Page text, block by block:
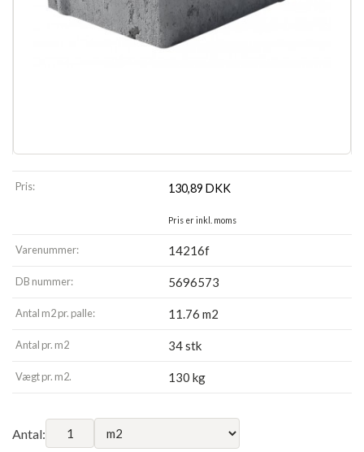
Pris: 130,89 DKK
Pris er inkl. moms
Varenummer: 14216f
DB nummer: 5696573
Antal m2 pr. palle: 11.76 m2
Antal pr. m2 34 stk
Vægt pr. m2. 130 kg
Antal: